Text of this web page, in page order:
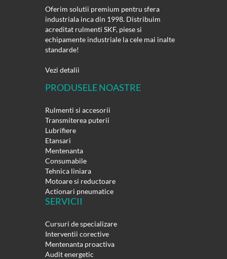
Oferim solutii premium pentru sfera
industriala inca din 1998. Distribuim
acreditat rulmenti SKF, piese si
echipamente industriale la cele mai inalte
standarde!
Vezi detalii
PRODUSELE NOASTRE
Rulmenti si accesorii
Transmiterea puterii
Lubrifiere
Etansari
Mentenanta
Consumabile
Tehnica liniara
Motoare si reductoare
Actionari pneumatice
SERVICII
Cursuri de specializare
Interventii corective
Mentenanta proactiva
Audit energetic